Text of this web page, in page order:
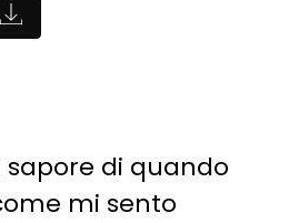
sapore di quando
mi sento